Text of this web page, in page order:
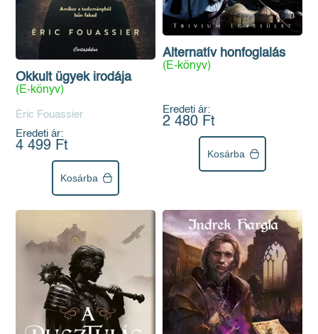
Okkult ügyek irodája
(E-könyv)
Éric Fouassier
Eredeti ár:
4 499 Ft
Kosárba
Alternatív honfoglalás
(E-könyv)
Eredeti ár:
2 480 Ft
Kosárba